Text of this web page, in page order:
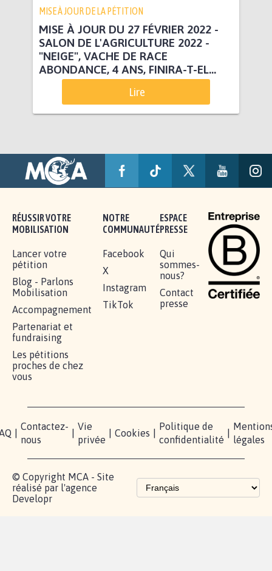
MISE À JOUR DE LA PÉTITION
MISE À JOUR DU 27 FÉVRIER 2022 -
SALON DE L'AGRICULTURE 2022 -
"NEIGE", VACHE DE RACE
ABONDANCE, 4 ANS, FINIRA-T-EL...
Lire
RÉUSSIR VOTRE
MOBILISATION
Lancer votre
pétition
Blog - Parlons
Mobilisation
Accompagnement
Partenariat et
fundraising
Les pétitions
proches de chez
vous
NOTRE
COMMUNAUTÉ
Facebook
X
Instagram
TikTok
ESPACE
PRESSE
Qui
sommes-
nous?
Contact
presse
Contactez-
nous
Vie
privée
Cookies
Politique de
confidentialité
légales
© Copyright MCA - Site
réalisé par l'agence
Developr